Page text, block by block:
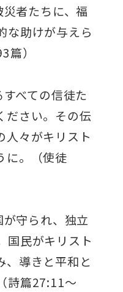
者たちに、福
な助けが与えら
）
べての信徒た
ださい。その伝
人々がキリスト
に。（使徒
守られ、独立
国民がキリスト
、導きと平和と
詩篇27:11～